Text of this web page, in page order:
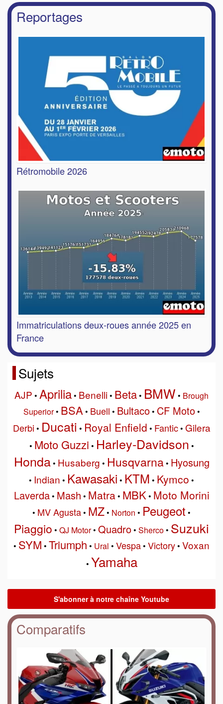
Reportages
Rétromobile 2026
Immatriculations deux-roues année 2025 en
France
Sujets
AJP • Aprilia• Benelli• Beta• BMW • Brough
Superior• BSA• Buell • Bultaco• CF Moto•
Derbi • Ducati • Royal Enfield • Fantic• Gilera
• Moto Guzzi • Harley-Davidson •
Honda• Husaberg • Husqvarna• Hyosung
• Indian • Kawasaki • KTM • Kymco •
Laverda• Mash • Matra• MBK• Moto Morini
• MV Agusta• MZ• Norton • Peugeot •
Piaggio • QJ Motor• Quadro• Sherco• Suzuki
• SYM • Triumph • Ural • Vespa• Victory• Voxan
• Yamaha
Comparatifs